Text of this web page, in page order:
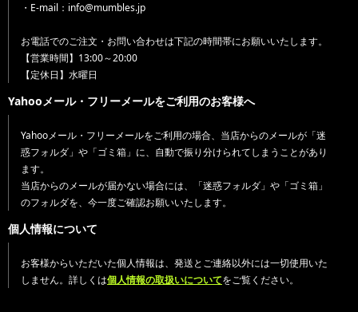
・E-mail：info@mumbles.jp
お電話でのご注文・お問い合わせは下記の時間帯にお願いいたします。
【営業時間】13:00～20:00
【定休日】水曜日
Yahooメール・フリーメールをご利用のお客様へ
Yahooメール・フリーメールをご利用の場合、当店からのメールが「迷
惑フォルダ」や「ゴミ箱」に、自動で振り分けられてしまうことがあり
ます。
当店からのメールが届かない場合には、「迷惑フォルダ」や「ゴミ箱」
のフォルダを、今一度ご確認お願いいたします。
個人情報について
お客様からいただいた個人情報は、発送とご連絡以外には一切使用いた
しません。詳しくは個人情報の取扱いについてをご覧ください。